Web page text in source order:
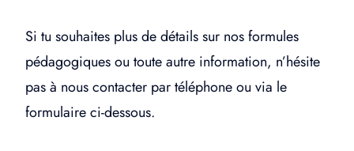
Si tu souhaites plus de détails sur nos formules
pédagogiques ou toute autre information, n’hésite
pas à nous contacter par téléphone ou via le
formulaire ci-dessous.